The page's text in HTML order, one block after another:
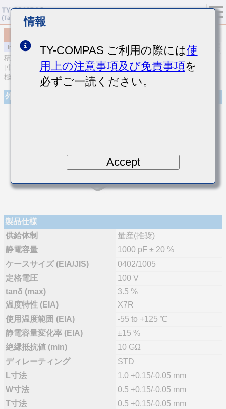
積層セラミックコンデンサ
[車載ボディ/インフォ＆高信頼用 (AEC-Q200 Qualified) 樹脂外部電
極積層セラミックコンデンサ]
外観
製品仕様
供給体制
量産(推奨)
静電容量
1000 pF ± 20 %
ケースサイズ (EIA/JIS)
0402/1005
定格電圧
100 V
tanδ (max)
3.5 %
温度特性 (EIA)
X7R
使用温度範囲 (EIA)
-55 to +125 ℃
静電容量変化率 (EIA)
±15 %
絶縁抵抗値 (min)
10 GΩ
ディレーティング
STD
L寸法
1.0 +0.15/-0.05 mm
W寸法
0.5 +0.15/-0.05 mm
T寸法
0.5 +0.15/-0.05 mm
情報
TY-COMPAS ご利用の際には使
用上の注意事項及び免責事項を
必ずご一読ください。
Accept